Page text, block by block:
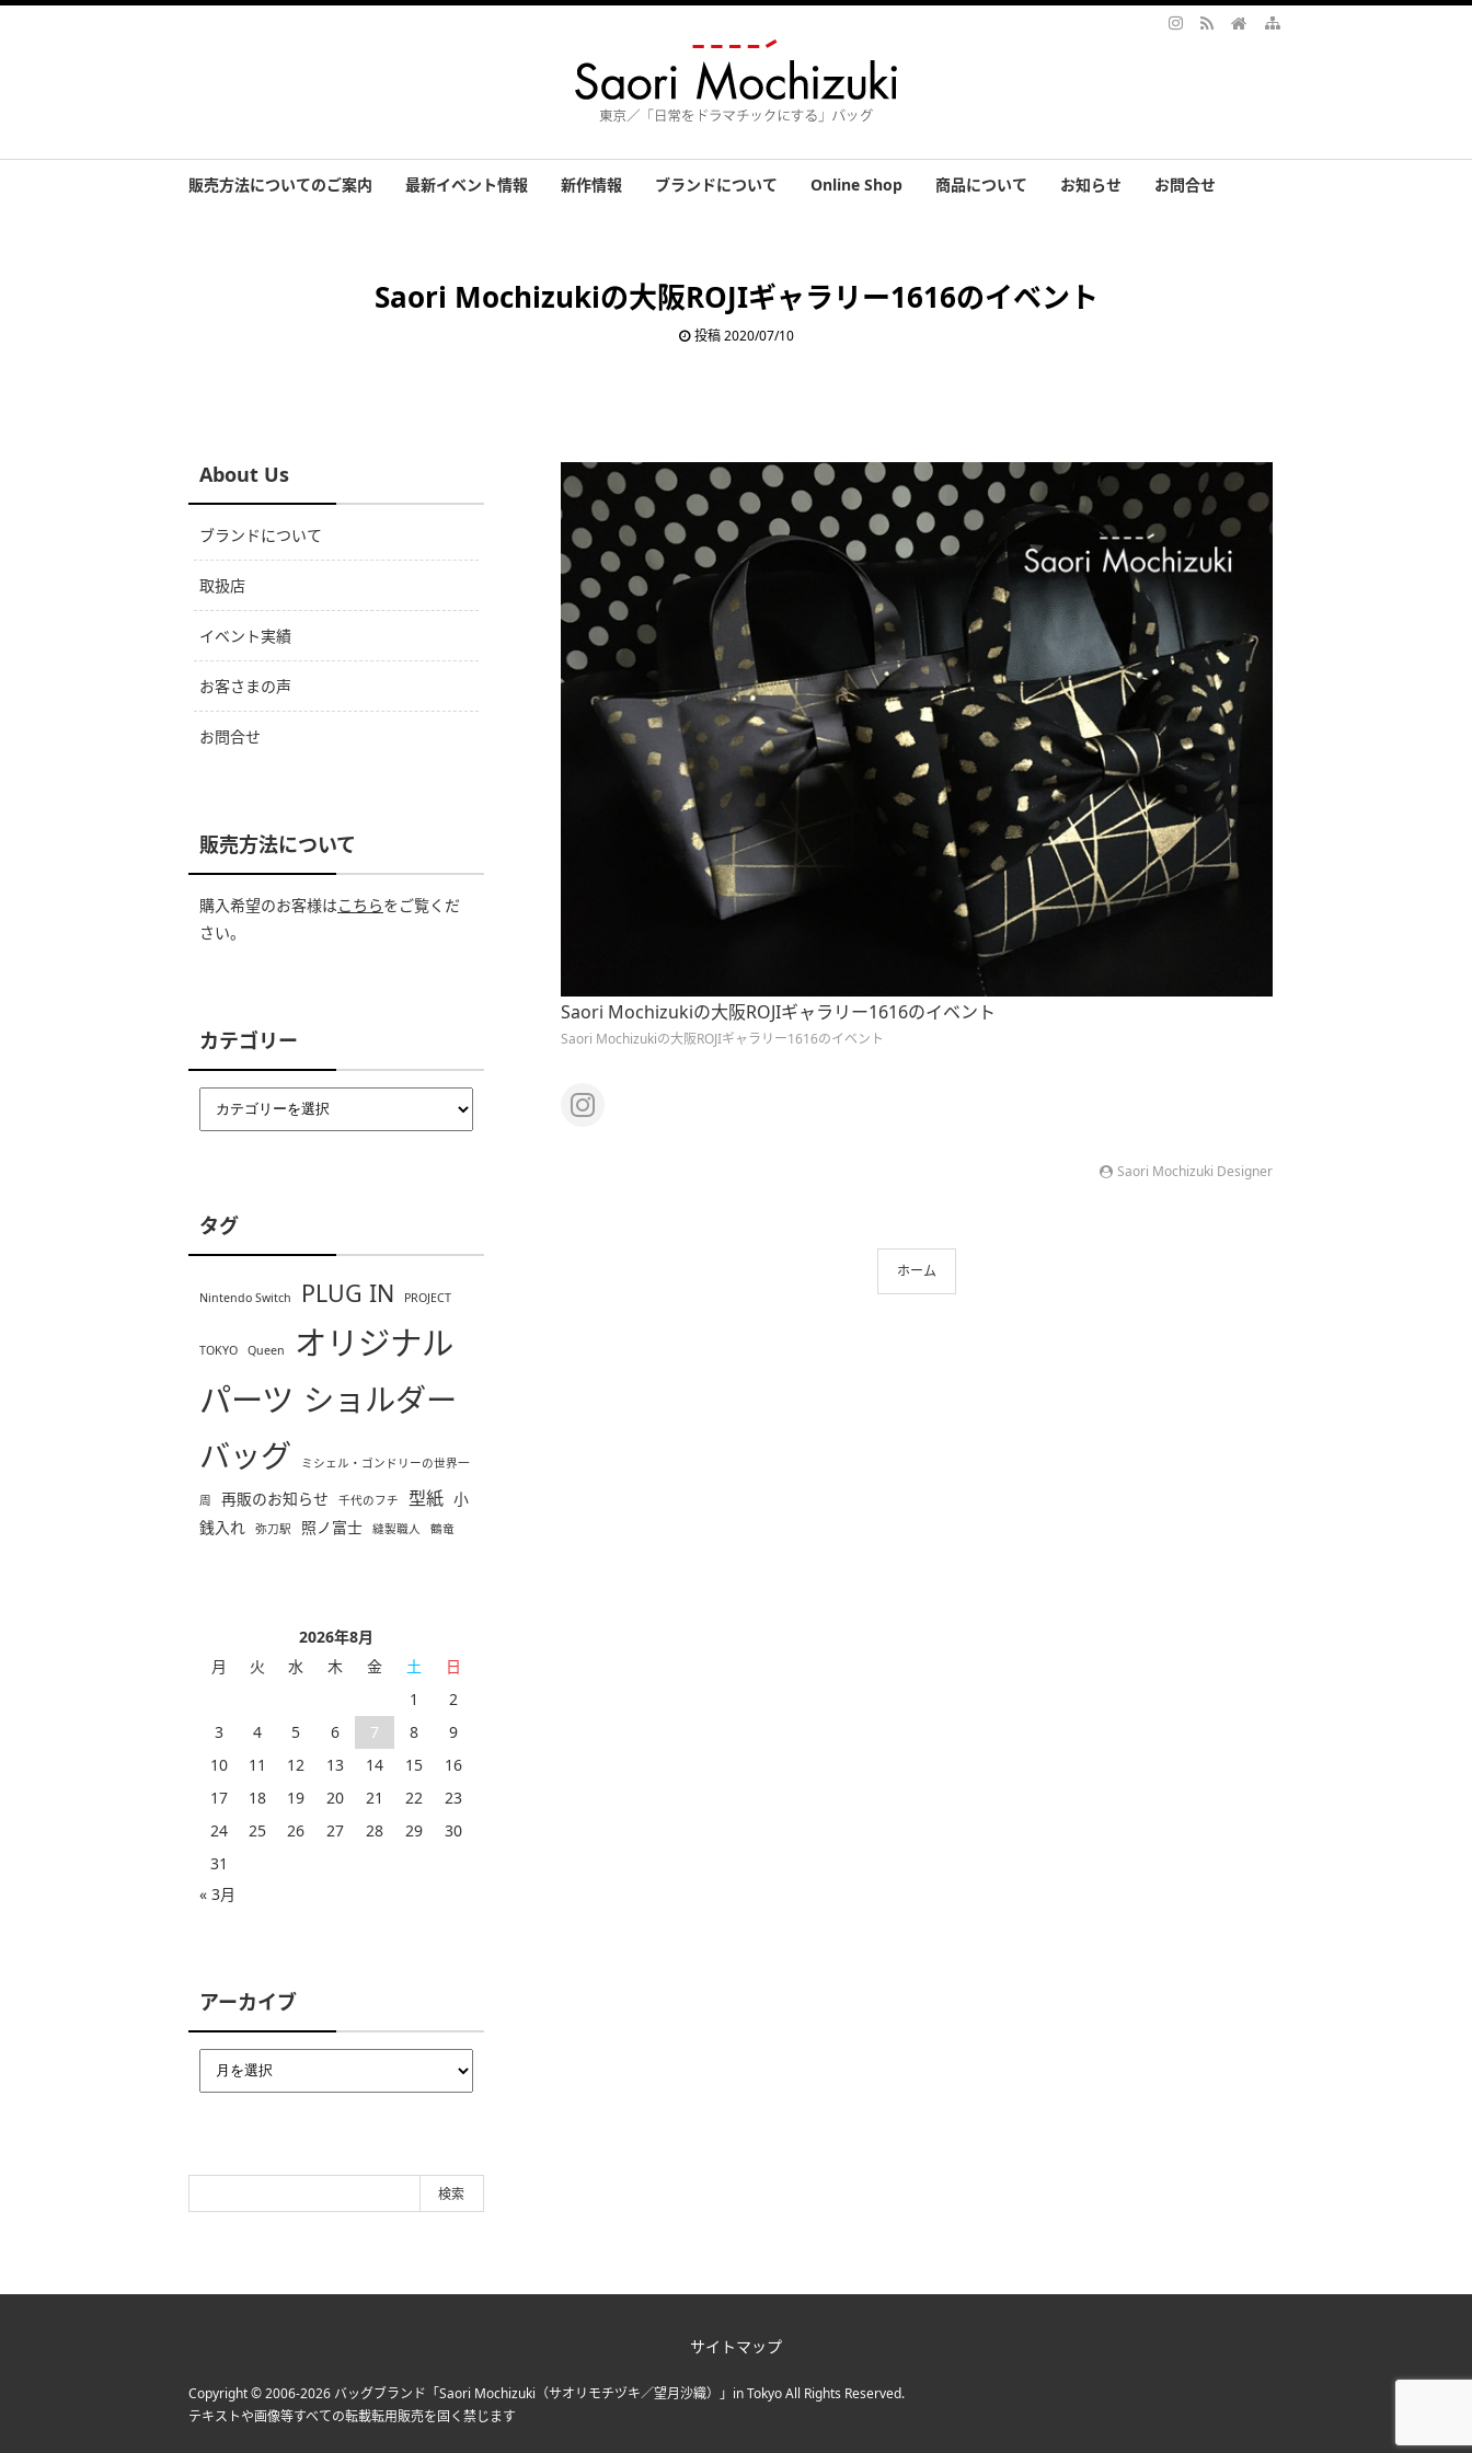
販売方法についてのご案内 最新イベント情報 新作情報 ブランドについて Online Shop 商品について お知らせ お問合せ
Saori Mochizukiの大阪ROJIギャラリー1616のイベント
投稿 2020/07/10
Saori Mochizukiの大阪ROJIギャラリー1616のイベント
Saori Mochizukiの大阪ROJIギャラリー1616のイベント
Saori Mochizuki Designer
ホーム
About Us
ブランドについて
取扱店
イベント実績
お客さまの声
お問合せ
販売方法について
購入希望のお客様はこちらをご覧くだ
さい。
カテゴリー
タグ
Nintendo Switch PLUG IN PROJECT
TOKYO Queen
オリジナル
パーツ ショルダー
バッグ
ミシェル・ゴンドリーの世界一
周 再販のお知らせ 千代のフチ 型紙 小
銭入れ
弥刀駅 照ノ富士 縫製職人 鶴竜
2026年8月
月
火 水 木 金 土
日
1
2
3
4 5 6 7 8
9
10
11 12 13 14 15
16
17
18 19 20 21 22
23
24
25 26 27 28 29
30
31
« 3月
アーカイブ
サイトマップ
Copyright © 2006-2026 バッグブランド「Saori Mochizuki（サオリモチヅキ／望月沙織）」in TokyoAll Rights Reserved.
テキストや画像等すべての転載転用販売を固く禁じます